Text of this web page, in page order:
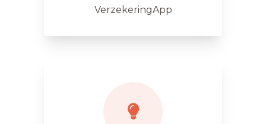
VerzekeringApp